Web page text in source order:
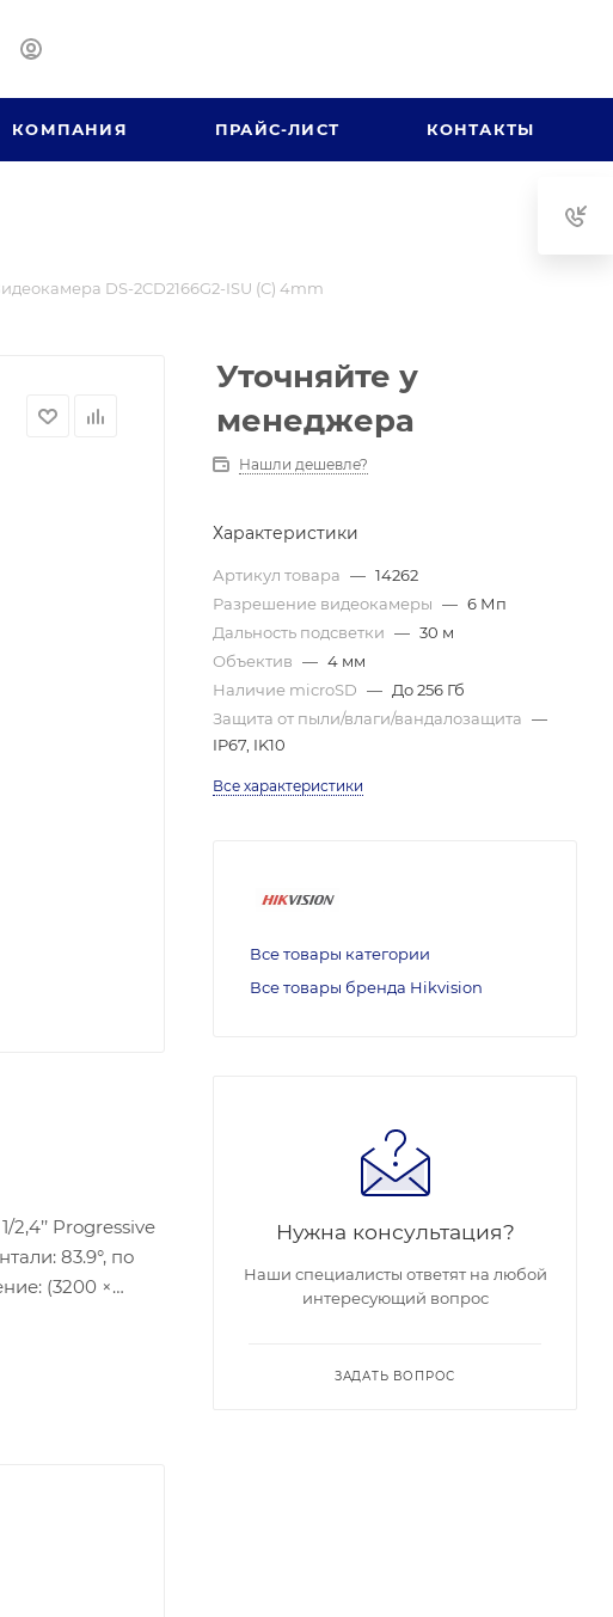
КОМПАНИЯ ПРАЙС-ЛИСТ КОНТАКТЫ
DS-2CD2166G2-ISU (C) 4mm
Progressive
83.9°, по
(3200 ×
Уточняйте у
менеджера
Нашли дешевле?
Характеристики
Артикул товара — 14262
Разрешение видеокамеры — 6 Мп
Дальность подсветки — 30 м
Объектив — 4 мм
Наличие microSD — До 256 Гб
Защита от пыли/влаги/вандалозащита —
IP67, IK10
Все характеристики
Все товары категории
Все товары бренда Hikvision
Нужна консультация?
Наши специалисты ответят на любой
интересующий вопрос
ЗАДАТЬ ВОПРОС